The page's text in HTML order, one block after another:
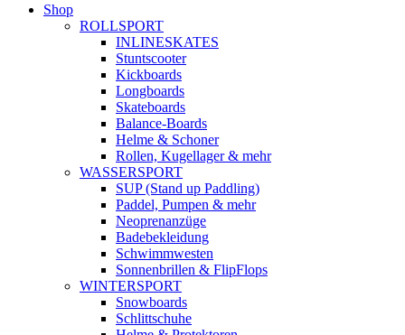
Shop
ROLLSPORT
INLINESKATES
Stuntscooter
Kickboards
Longboards
Skateboards
Balance-Boards
Helme & Schoner
Rollen, Kugellager & mehr
WASSERSPORT
SUP (Stand up Paddling)
Paddel, Pumpen & mehr
Neoprenanzüge
Badebekleidung
Schwimmwesten
Sonnenbrillen & FlipFlops
WINTERSPORT
Snowboards
Schlittschuhe